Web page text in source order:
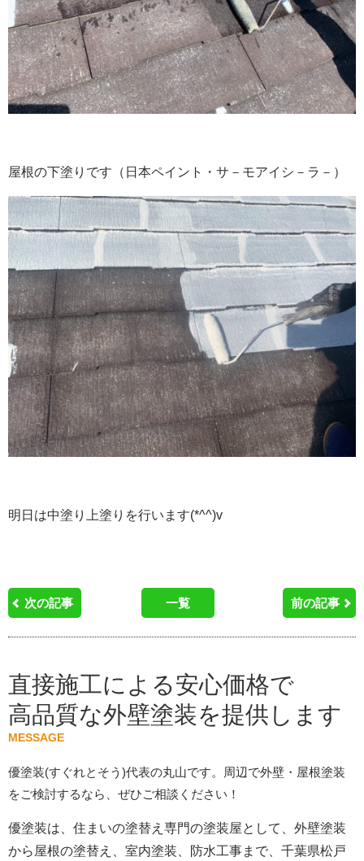
屋根の下塗りです（日本ペイント・サ－モアイシ－ラ－）
明日は中塗り上塗りを行います(*^^)v
次の記事 一覧 前の記事
直接施工による安心価格で
高品質な外壁塗装を提供します
MESSAGE
優塗装(すぐれとそう)代表の丸山です。周辺で外壁・屋根塗装
をご検討するなら、ぜひご相談ください！
優塗装は、住まいの塗替え専門の塗装屋として、外壁塗装
から屋根の塗替え、室内塗装、防水工事まで、千葉県松戸